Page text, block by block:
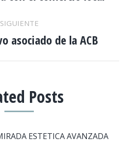
SIGUIENTE
Publicación
asociado de la ACB
Posts
ESTETICA AVANZADA